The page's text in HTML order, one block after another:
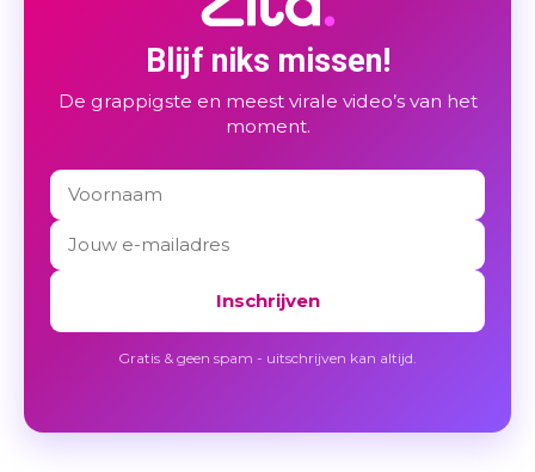
Blijf niks missen!
De grappigste en meest virale video’s van het
moment.
Inschrijven
Gratis & geen spam - uitschrijven kan altijd.